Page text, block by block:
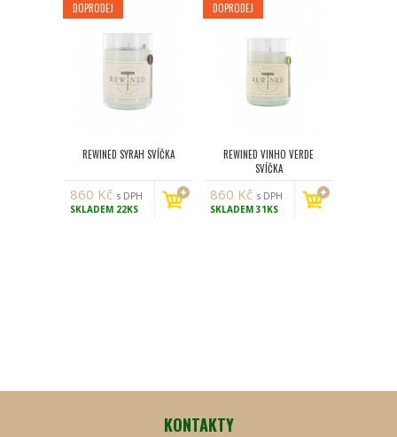
DOPRODEJ
REWINED SYRAH SVÍČKA
860 Kč s DPH
SKLADEM 22KS
DOPRODEJ
REWINED VINHO VERDE
SVÍČKA
860 Kč s DPH
SKLADEM31KS
KONTAKTY